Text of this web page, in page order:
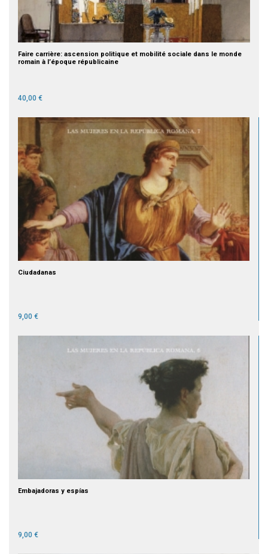
Faire carrière: ascension politique et mobilité sociale dans le monde
romain à l’époque républicaine
40,00 €
Ciudadanas
9,00 €
Embajadoras y espías
9,00 €